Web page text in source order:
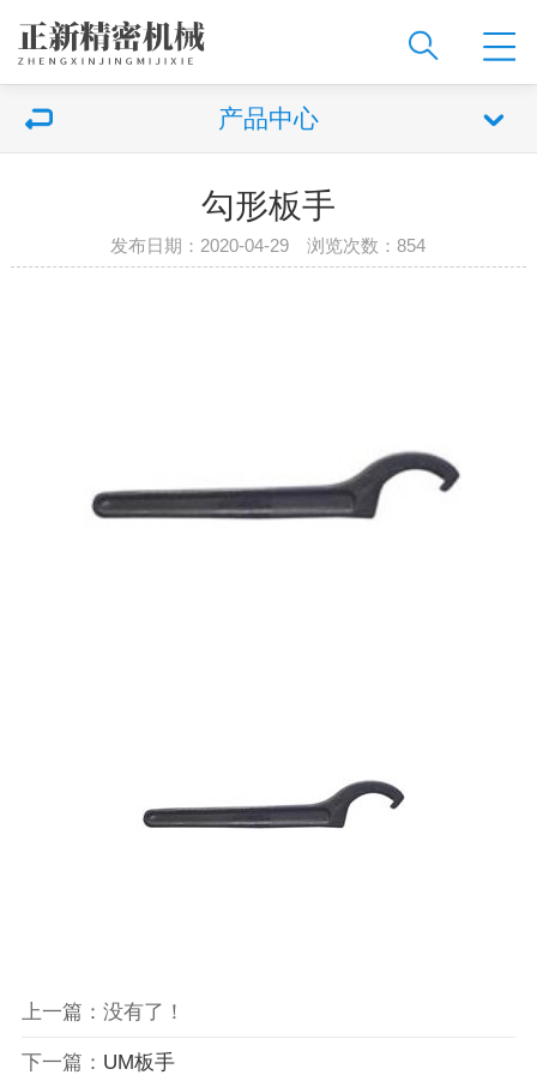
产品中心
勾形板手
发布日期：2020-04-29 浏览次数：854
上一篇：没有了！
下一篇： UM板手